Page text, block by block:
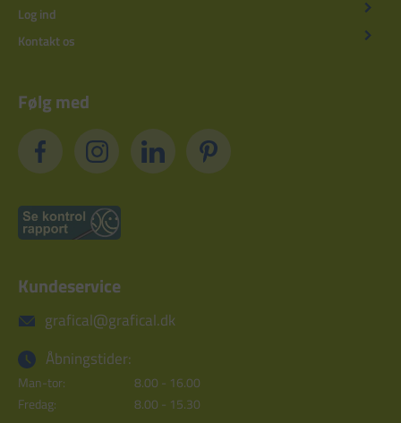
Log ind
Kontakt os
Følg med
Kundeservice
grafical@grafical.dk
Åbningstider:
Man-tor:
8.00 - 16.00
Fredag:
8.00 - 15.30